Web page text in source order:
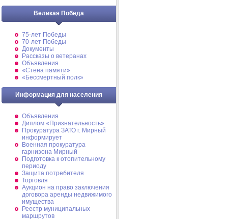
Великая Победа
75-лет Победы
70-лет Победы
Документы
Рассказы о ветеранах
Объявления
«Стена памяти»
«Бессмертный полк»
Информация для населения
Объявления
Диплом «Признательность»
Прокуратура ЗАТО г. Мирный
информирует
Военная прокуратура
гарнизона Мирный
Подготовка к отопительному
периоду
Защита потребителя
Торговля
Аукцион на право заключения
договора аренды недвижимого
имущества
Реестр муниципальных
маршрутов